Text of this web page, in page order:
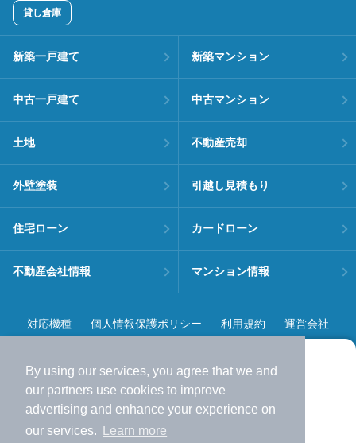
By using our services, you agree that we and
our partners use cookies to improve
advertising and enhance your experience on
our services.
Learn more
より使いやすくなった
アプリで物件探ししませんか？
サクサク動く地図で物件検索
貸し倉庫
新築一戸建て 新築マンション
中古一戸建て 中古マンション
土地 不動産売却
外壁塗装 引越し見積もり
住宅ローン カードローン
不動産会社情報 マンション情報
対応機種 個人情報保護ポリシー 利用規約 運営会社